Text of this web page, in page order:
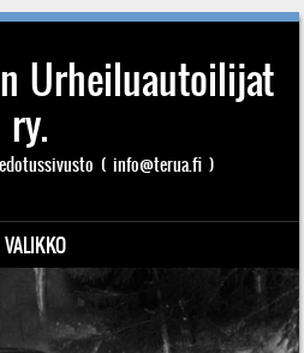
Urheiluautoilijat
ry.
( info@terua.fi )
VALIKKO